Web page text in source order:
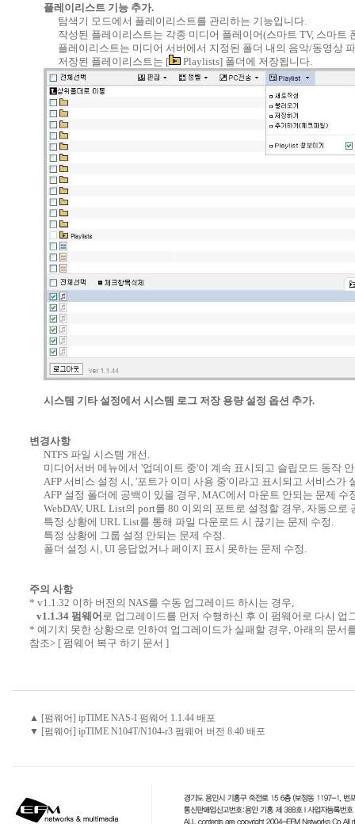
플레이리스트 기능 추가.
탐색기 모드에서 플레이리스트를 관리하는 기능입니다.
작성된 플레이리스트는 각종 미디어 플레이어(스마트 TV, 스마트
플레이리스트는 미디어 서버에서 지정된 폴더 내의 음악/동영상
저장된 플레이리스트는 [
Playlists] 폴더에 저장됩니다.
시스템 기타 설정에서 시스템 로그 저장 용량 설정 옵션 추가.
변경사항
NTFS 파일 시스템 개선.
미디어서버 메뉴에서 '업데이트 중'이 계속 표시되고 슬립모드 동작
AFP 서비스 설정 시, '포트가 이미 사용 중'이라고 표시되고 서비스가
AFP 설정 폴더에 공백이 있을 경우, MAC에서 마운트 안되는 문제 수
WebDAV, URL List의 port를 80 이외의 포트로 설정할 경우, 자동으
특정 상황에 URL List를 통해 파일 다운로드 시 끊기는 문제 수정.
특정 상황에 그룹 설정 안되는 문제 수정.
폴더 설정 시, UI 응답없거나 페이지 표시 못하는 문제 수정.
주의 사항
* v1.1.32 이하 버전의 NAS를 수동 업그레이드 하시는 경우,
v1.1.34 펌웨어 로 업그레이드를 먼저 수행하신 후 이 펌웨어로 다시 업
* 예기치 못한 상황으로 인하여 업그레이드가 실패할 경우, 아래의 문서
참조> [ 펌웨어 복구 하기 문서 ]
▲ [펌웨어] ipTIME NAS-I 펌웨어 1.1.44 배포
▼ [펌웨어] ipTIME N104T/N104-r3 펌웨어 버전 8.40 배포